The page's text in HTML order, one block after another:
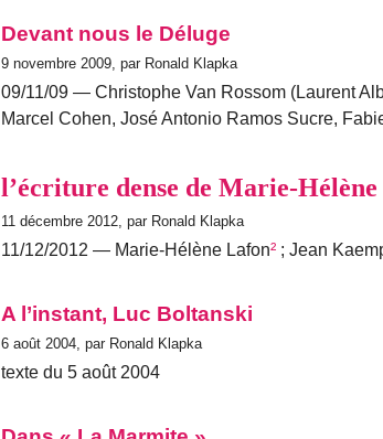
Devant nous le Déluge
9 novembre 2009, par Ronald Klapka
09/11/09 — Christophe Van Rossom (Laurent
Marcel Cohen, José Antonio Ramos Sucre,
l’écriture dense de Marie-
11 décembre 2012, par Ronald Klapka
11/12/2012 — Marie-Hélène Lafon² ; Jean
A l’instant, Luc Boltanski
6 août 2004, par Ronald Klapka
texte du 5 août 2004